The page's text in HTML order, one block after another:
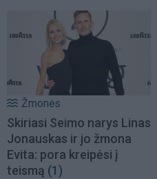
Žmonės
Skiriasi Seimo narys Linas
Jonauskas ir jo žmona
Evita: pora kreipėsi į
teismą (1)